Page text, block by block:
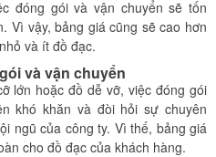
đóng gói và vận chuyển sẽ tốn
Vì vậy, bảng giá cũng sẽ cao hơn
và ít đồ đạc.
và vận chuyển
lớn hoặc đồ dễ vỡ, việc đóng gói
khó khăn và đòi hỏi sự chuyên
ngũ của công ty. Vì thế, bảng giá
cho đồ đạc của khách hàng.